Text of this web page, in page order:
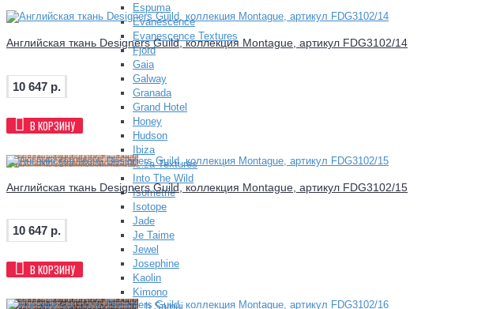
Espuma
Evanescence
Evanescence Textures
Fjord
Gaia
Galway
Granada
Grand Hotel
Honey
Hudson
Ibiza
Ibiza Textures
Into The Wild
Isometrie
Isotope
Jade
Je Taime
Jewel
Josephine
Kaolin
Kimono
Koh Samui
Английская ткань Designers Guild, коллекция Montague, артикул FDG3102/14
10 647 р.
В КОРЗИНУ
Английская ткань Designers Guild, коллекция Montague, артикул FDG3102/15
10 647 р.
В КОРЗИНУ